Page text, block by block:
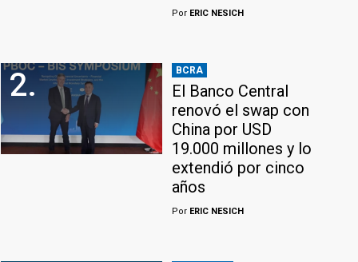
Por ERIC NESICH
2. BCRA
El Banco Central
renovó el swap con
China por USD
19.000 millones y lo
extendió por cinco
años
Por ERIC NESICH